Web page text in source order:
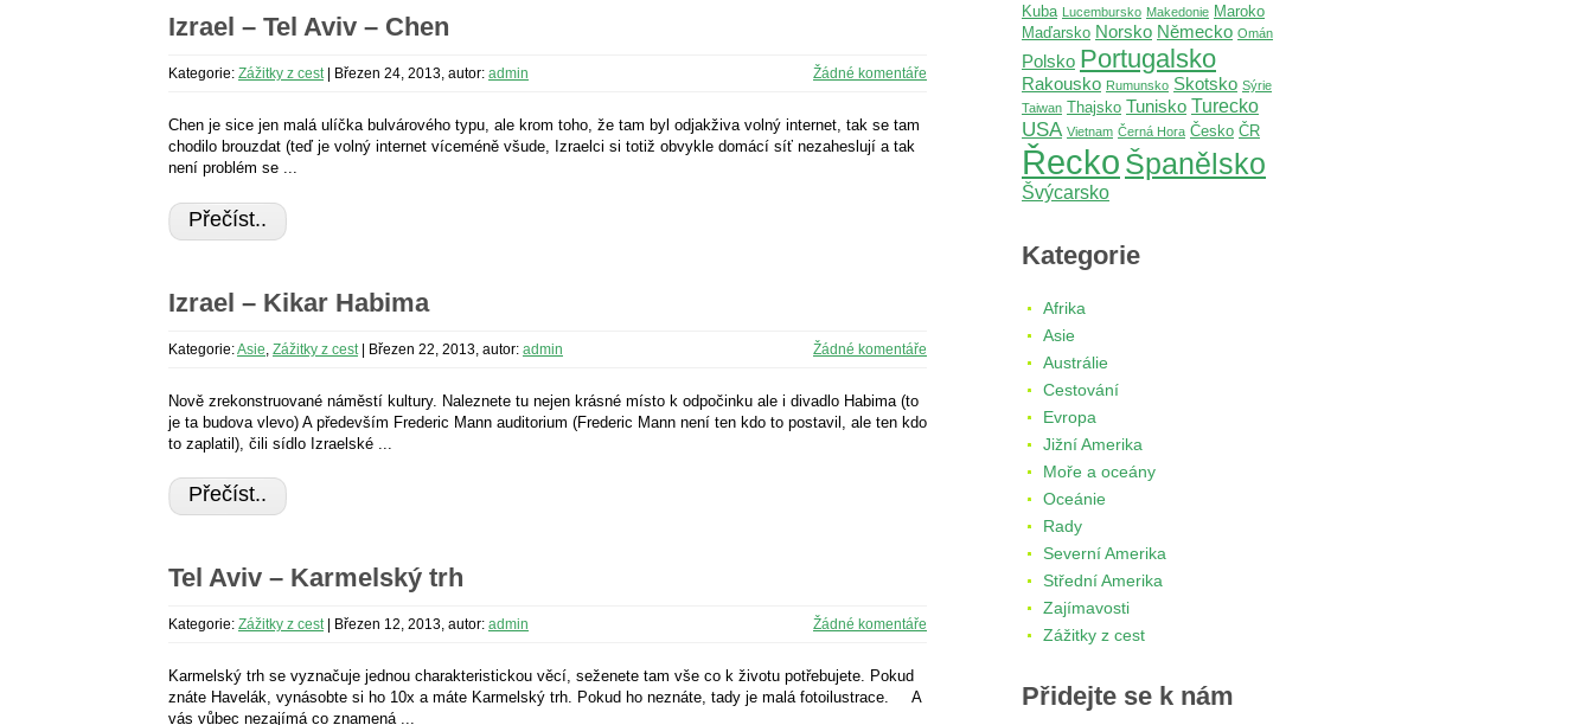
Izrael – Tel Aviv – Chen
Kategorie: Zážitky z cest| Březen 24, 2013, autor: admin Žádné komentáře
Chen je sice jen malá ulíčka bulvárového typu, ale krom toho, že tam byl odjakživa volný internet, tak se tam
chodilo brouzdat (teď je volný internet víceméně všude, Izraelci si totiž obvykle domácí síť nezaheslují a tak
není problém se ...
Přečíst..
Izrael – Kikar Habima
Kategorie:Asie Zážitky z cest | Březen 22, 2013, autor: admin Žádné komentáře
Nově zrekonstruované náměstí kultury. Naleznete tu nejen krásné místo k odpočinku ale i divadlo Habima (to
je ta budova vlevo) A především Frederic Mann auditorium (Frederic Mann není ten kdo to postavil, ale ten kdo
to zaplatil), čili sídlo Izraelské ...
Přečíst..
Tel Aviv – Karmelský trh
Kategorie: Zážitky z cest| Březen 12, 2013, autor: admin Žádné komentáře
Karmelský trh se vyznačuje jednou charakteristickou věcí, seženete tam vše co k životu potřebujete. Pokud
znáte Havelák, vynásobte si ho 10x a máte Karmelský trh. Pokud ho neznáte, tady je malá fotoilustrace. A
vás vůbec nezajímá co znamená ...
Kuba Lucembursko Makedonie Maroko
Maďarsko Norsko Německo Omán
Polsko Portugalsko
Rakousko Rumunsko Skotsko Sýrie
Taiwan Thajsko Tunisko Turecko
USA Vietnam Černá Hora Česko ČR
Řecko Španělsko
Švýcarsko
Kategorie
Afrika
Asie
Austrálie
Cestování
Evropa
Jižní Amerika
Moře a oceány
Oceánie
Rady
Severní Amerika
Střední Amerika
Zajímavosti
Zážitky z cest
Přidejte se k nám